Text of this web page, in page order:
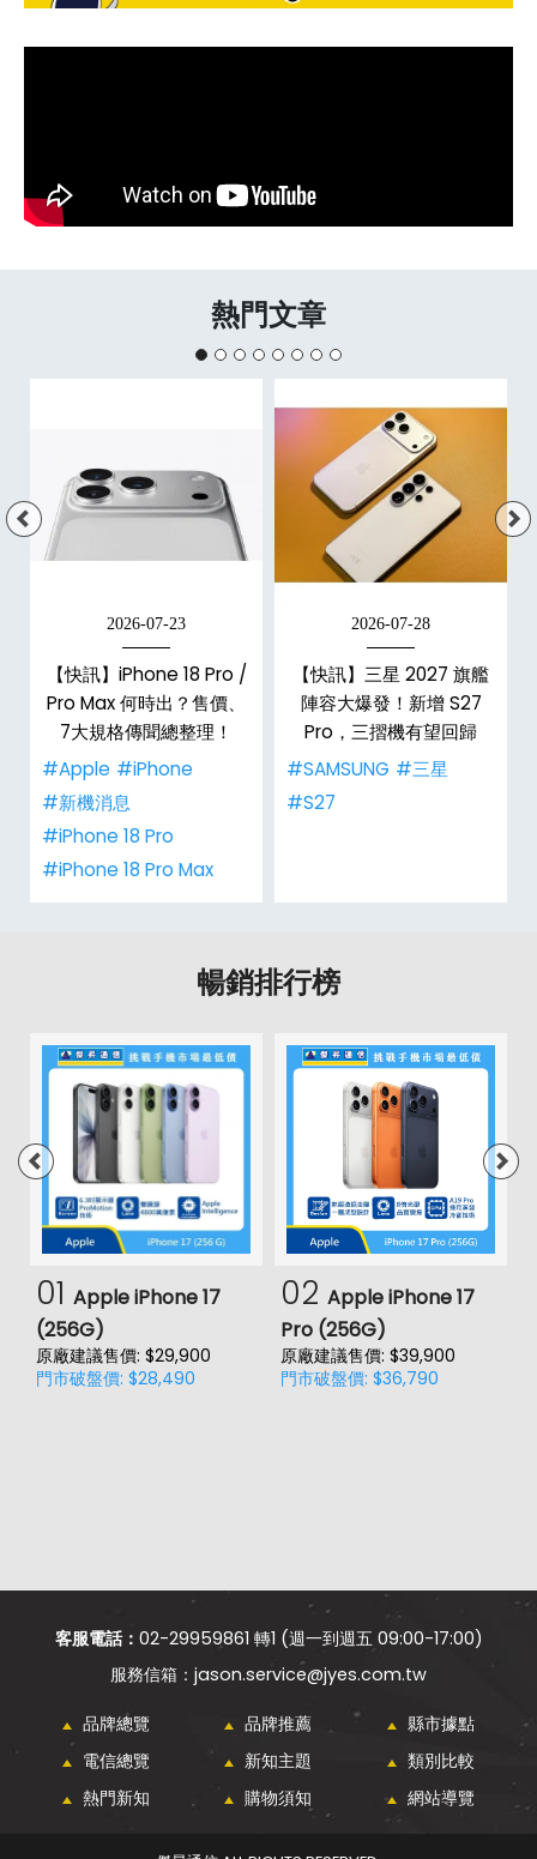
熱門文章
2026-07-23
【快訊】iPhone 18 Pro /
Pro Max 何時出？售價、
7大規格傳聞總整理！
#Apple #iPhone
#新機消息
#iPhone 18 Pro
#iPhone 18 Pro Max
2026-07-28
【快訊】三星 2027 旗艦
陣容大爆發！新增 S27
Pro，三摺機有望回歸
#SAMSUNG #三星
#S27
暢銷排行榜
01 Apple iPhone 17
(256G)
原廠建議售價: $29,900
門市破盤價: $28,490
02 Apple iPhone 17
Pro (256G)
原廠建議售價: $39,900
門市破盤價: $36,790
客服電話： 02-29959861 轉1 (週一到週五 09:00-17:00)
jason.service@jyes.com.tw
品牌總覽 品牌推薦
縣市據點
電信總覽
新知主題
類別比較
熱門新知
購物須知 網站導覽